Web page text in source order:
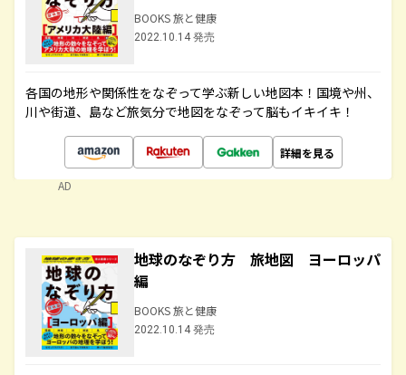
BOOKS 旅と健康
2022.10.14 発売
各国の地形や関係性をなぞって学ぶ新しい地図本！国境や州、
川や街道、島など旅気分で地図をなぞって脳もイキイキ！
詳細を見る
AD
地球のなぞり方 旅地図 ヨーロッパ
編
BOOKS 旅と健康
2022.10.14 発売